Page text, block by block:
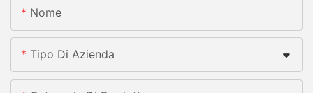
Nome
Tipo Di Azienda